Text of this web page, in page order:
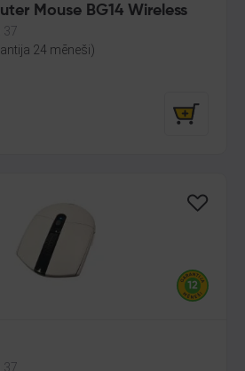
Mouse BG14 Wireless
37
24 mēneši)
37